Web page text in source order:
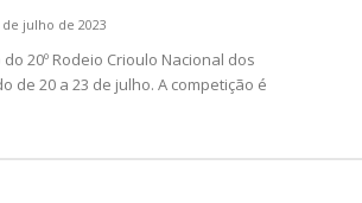
de julho de 2023
20º Rodeio Crioulo Nacional dos
de 20 a 23 de julho. A competição é